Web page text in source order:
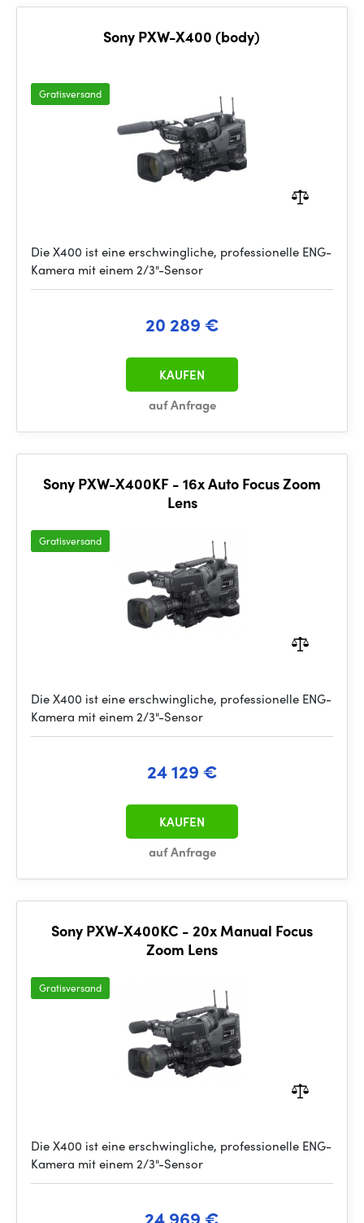
Sony PXW-X400 (body)
Gratisversand
Die X400 ist eine erschwingliche, professionelle ENG-
Kamera mit einem 2/3"-Sensor
20 289 €
auf Anfrage
KAUFEN
Sony PXW-X400KF - 16x Auto Focus Zoom
Lens
Gratisversand
Die X400 ist eine erschwingliche, professionelle ENG-
Kamera mit einem 2/3"-Sensor
24 129 €
auf Anfrage
KAUFEN
Sony PXW-X400KC - 20x Manual Focus
Zoom Lens
Gratisversand
Die X400 ist eine erschwingliche, professionelle ENG-
Kamera mit einem 2/3"-Sensor
24 969 €